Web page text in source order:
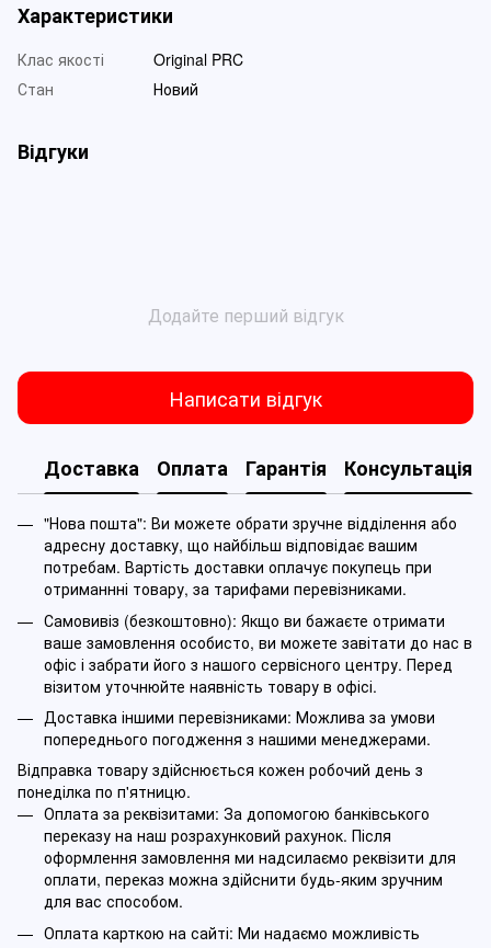
Характеристики
Клас якості
Original PRC
Стан
Новий
Відгуки
Додайте перший відгук
Написати відгук
Доставка Оплата Гарантія Консультація
"Нова пошта": Ви можете обрати зручне відділення або
адресну доставку, що найбільш відповідає вашим
потребам. Вартість доставки оплачує покупець при
отриманнні товару, за тарифами перевізниками.
Самовивіз (безкоштовно): Якщо ви бажаєте отримати
ваше замовлення особисто, ви можете завітати до нас в
офіс і забрати його з нашого сервісного центру. Перед
візитом уточнюйте наявність товару в офісі.
Доставка іншими перевізниками: Можлива за умови
попереднього погодження з нашими менеджерами.
Відправка товару здійснюється кожен робочий день з
понеділка по п'ятницю.
Оплата за реквізитами: За допомогою банківського
переказу на наш розрахунковий рахунок. Після
оформлення замовлення ми надсилаємо реквізити для
оплати, переказ можна здійснити будь-яким зручним
для вас способом.
Оплата карткою на сайті: Ми надаємо можливість